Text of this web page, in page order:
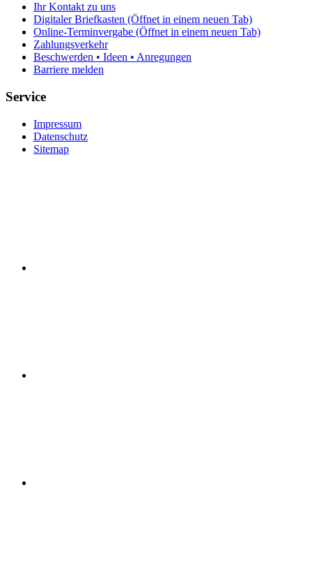
Ihr Kontakt zu uns
Digitaler Briefkasten (Öffnet in einem neuen Tab)
Online-Terminvergabe (Öffnet in einem neuen Tab)
Zahlungsverkehr
Beschwerden • Ideen • Anregungen
Barriere melden
Service
Impressum
Datenschutz
Sitemap